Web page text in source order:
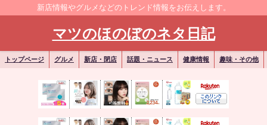
新店情報やグルメなどのトレンド情報をお伝えします。
マツのほのぼのネタ日記
トップページ グルメ 新店・閉店 話題・ニュース 健康情報 趣味・その他